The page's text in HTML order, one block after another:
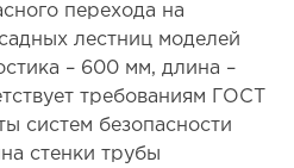
перехода на
лестниц моделей
– 600 мм, длина –
требованиям ГОСТ
систем безопасности
стенки трубы